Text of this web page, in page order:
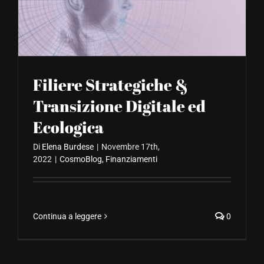
CONTATTACI
Filiere Strategiche &
Transizione Digitale ed
Ecologica
Di Elena Burdese | Novembre 17th,
2022 | CosmoBlog, Finanziamenti
Continua a leggere 0